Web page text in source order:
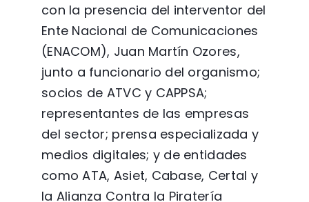
con la presencia del interventor del
Ente Nacional de Comunicaciones
(ENACOM), Juan Martín Ozores,
junto a funcionario del organismo;
socios de ATVC y CAPPSA;
representantes de las empresas
del sector; prensa especializada y
medios digitales; y de entidades
como ATA, Asiet, Cabase, Certal y
la Alianza Contra la Piratería